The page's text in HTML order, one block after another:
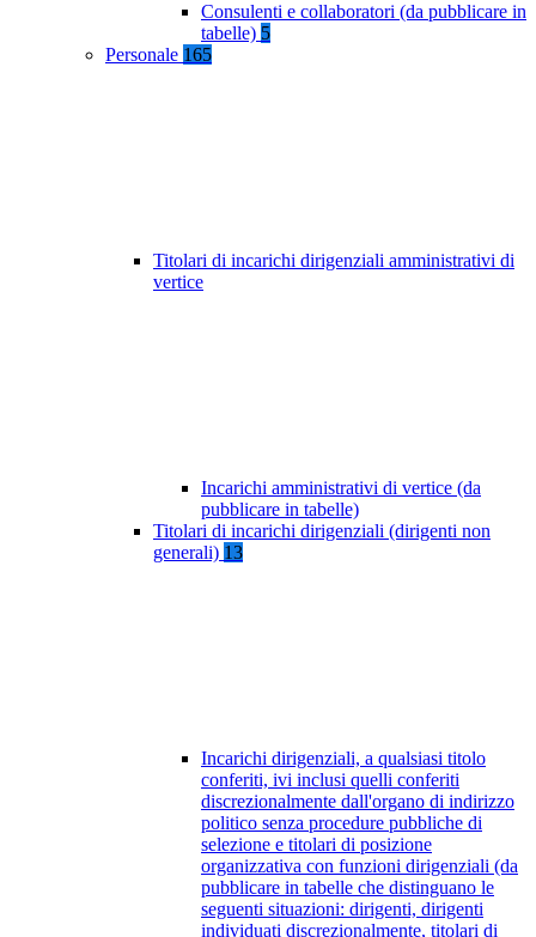
Consulenti e collaboratori (da pubblicare in
tabelle) 5
Personale 165
Titolari di incarichi dirigenziali amministrativi di
vertice
Incarichi amministrativi di vertice (da
pubblicare in tabelle)
Titolari di incarichi dirigenziali (dirigenti non
generali) 13
Incarichi dirigenziali, a qualsiasi titolo
conferiti, ivi inclusi quelli conferiti
discrezionalmente dall'organo di indirizzo
politico senza procedure pubbliche di
selezione e titolari di posizione
organizzativa con funzioni dirigenziali (da
pubblicare in tabelle che distinguano le
seguenti situazioni: dirigenti, dirigenti
individuati discrezionalmente, titolari di